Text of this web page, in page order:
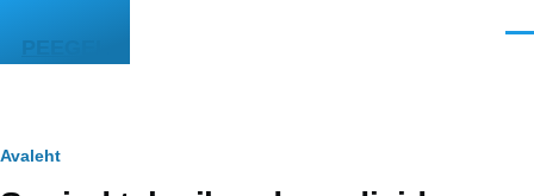
PEEGEL
Leivapuru
Avaleht